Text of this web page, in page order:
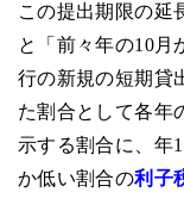
この提出期限の延
と「前々年の10月
行の新規の短期貸
た割合として各年
示する割合に、年
か低い割合の利子